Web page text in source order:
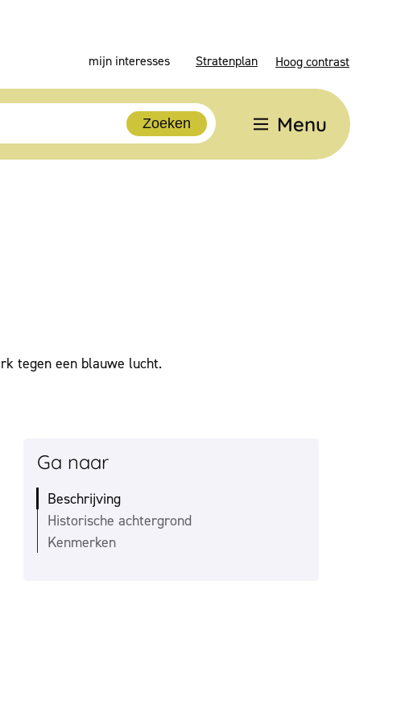
mijn interesses Stratenplan Hoog contrast
Zoeken Menu
Ga naar
Beschrijving
Historische achtergrond
Kenmerken